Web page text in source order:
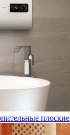
плоские